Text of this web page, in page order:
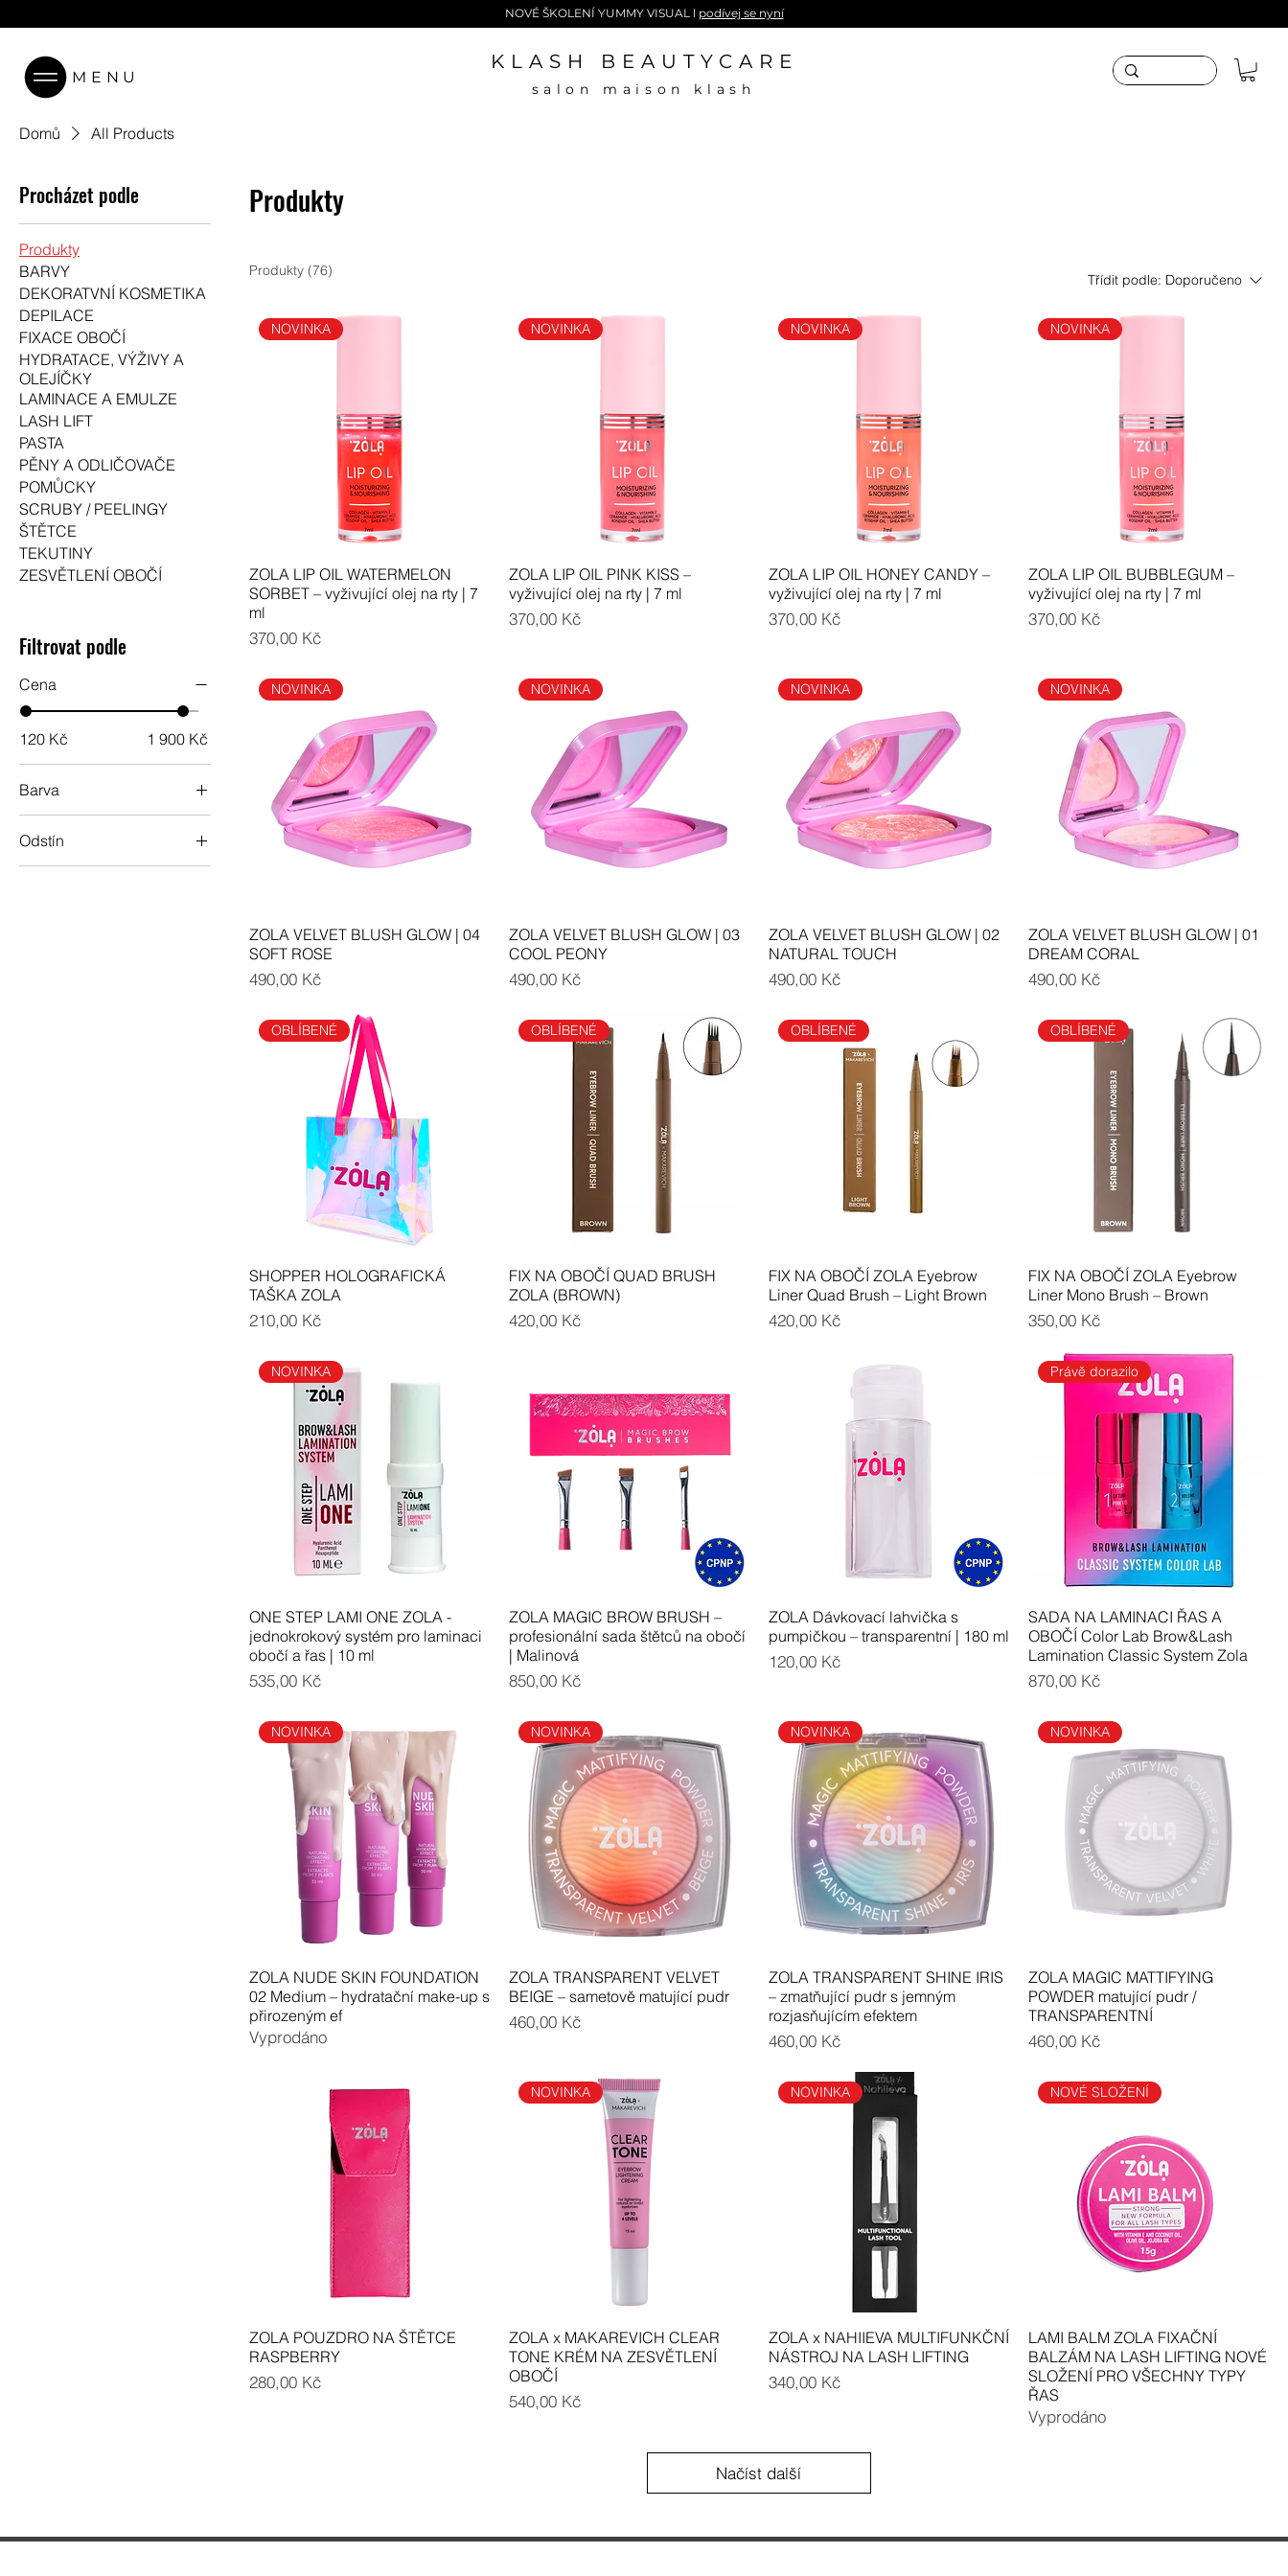
MENU
KLASH BEAUTYCARE
NOVÉ ŠKOLENÍ YUMMY VISUAL l podívej se nyní
salon maison klash
Domů All Products
Procházet podle
Produkty
BARVY
DEKORATVNÍ KOSMETIKA
DEPILACE
FIXACE OBOČÍ
HYDRATACE, VÝŽIVY A
OLEJÍČKY
LAMINACE A EMULZE
LASH LIFT
PASTA
PĚNY A ODLIČOVAČE
POMŮCKY
SCRUBY / PEELINGY
ŠTĚTCE
TEKUTINY
ZESVĚTLENÍ OBOČÍ
Filtrovat podle
Cena
120 Kč 1 900 Kč
Barva
Odstín
Produkty
Produkty (76)
Třídit podle: Doporučeno
NOVINKA
ZOLA LIP OIL WATERMELON
SORBET – vyživující olej na rty | 7
ml
Cena
370,00 Kč
NOVINKA
ZOLA LIP OIL PINK KISS –
vyživující olej na rty | 7 ml
Cena
370,00 Kč
NOVINKA
ZOLA LIP OIL HONEY CANDY –
vyživující olej na rty | 7 ml
Cena
370,00 Kč
NOVINKA
ZOLA LIP OIL BUBBLEGUM –
vyživující olej na rty | 7 ml
Cena
370,00 Kč
NOVINKA
ZOLA VELVET BLUSH GLOW | 04
SOFT ROSE
Cena
490,00 Kč
NOVINKA
ZOLA VELVET BLUSH GLOW | 03
COOL PEONY
Cena
490,00 Kč
NOVINKA
ZOLA VELVET BLUSH GLOW | 02
NATURAL TOUCH
Cena
490,00 Kč
NOVINKA
ZOLA VELVET BLUSH GLOW | 01
DREAM CORAL
Cena
490,00 Kč
OBLÍBENÉ
SHOPPER HOLOGRAFICKÁ
TAŠKA ZOLA
Cena
210,00 Kč
OBLÍBENÉ
FIX NA OBOČÍ QUAD BRUSH
ZOLA (BROWN)
Cena
420,00 Kč
OBLÍBENÉ
FIX NA OBOČÍ ZOLA Eyebrow
Liner Quad Brush – Light Brown
Cena
420,00 Kč
OBLÍBENÉ
FIX NA OBOČÍ ZOLA Eyebrow
Liner Mono Brush – Brown
Cena
350,00 Kč
NOVINKA
ONE STEP LAMI ONE ZOLA -
jednokrokový systém pro laminaci
obočí a řas | 10 ml
Cena
535,00 Kč
ZOLA MAGIC BROW BRUSH –
profesionální sada štětců na obočí
| Malinová
Cena
850,00 Kč
ZOLA Dávkovací lahvička s
pumpičkou – transparentní | 180 ml
Cena
120,00 Kč
Právě dorazilo
SADA NA LAMINACI ŘAS A
OBOČÍ Color Lab Brow&Lash
Lamination Classic System Zola
Cena
870,00 Kč
NOVINKA
ZOLA NUDE SKIN FOUNDATION
02 Medium – hydratační make-up s
přirozeným ef
Vyprodáno
NOVINKA
ZOLA TRANSPARENT VELVET
BEIGE – sametově matující pudr
Cena
460,00 Kč
NOVINKA
ZOLA TRANSPARENT SHINE IRIS
– zmatňující pudr s jemným
rozjasňujícím efektem
Cena
460,00 Kč
NOVINKA
ZOLA MAGIC MATTIFYING
POWDER matující pudr /
TRANSPARENTNÍ
Cena
460,00 Kč
ZOLA POUZDRO NA ŠTĚTCE
RASPBERRY
Cena
280,00 Kč
NOVINKA
ZOLA x MAKAREVICH CLEAR
TONE KRÉM NA ZESVĚTLENÍ
OBOČÍ
Cena
540,00 Kč
NOVINKA
ZOLA x NAHIIEVA MULTIFUNKČNÍ
NÁSTROJ NA LASH LIFTING
Cena
340,00 Kč
NOVÉ SLOŽENÍ
LAMI BALM ZOLA FIXAČNÍ
BALZÁM NA LASH LIFTING NOVÉ
SLOŽENÍ PRO VŠECHNY TYPY
ŘAS
Vyprodáno
Načíst další